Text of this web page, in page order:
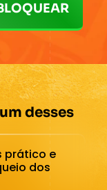
desses
prático e
dos